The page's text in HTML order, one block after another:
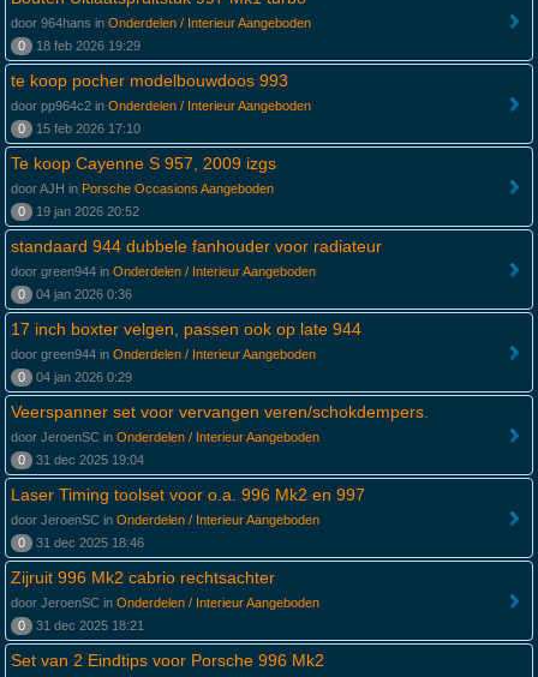
door 964hans in Onderdelen / Interieur Aangeboden
0
18 feb 2026 19:29
te koop pocher modelbouwdoos 993
door pp964c2 in Onderdelen / Interieur Aangeboden
0
15 feb 2026 17:10
Te koop Cayenne S 957, 2009 izgs
door AJH in Porsche Occasions Aangeboden
0
19 jan 2026 20:52
standaard 944 dubbele fanhouder voor radiateur
door green944 in Onderdelen / Interieur Aangeboden
0
04 jan 2026 0:36
17 inch boxter velgen, passen ook op late 944
door green944 in Onderdelen / Interieur Aangeboden
0
04 jan 2026 0:29
Veerspanner set voor vervangen veren/schokdempers.
door JeroenSC in Onderdelen / Interieur Aangeboden
0
31 dec 2025 19:04
Laser Timing toolset voor o.a. 996 Mk2 en 997
door JeroenSC in Onderdelen / Interieur Aangeboden
0
31 dec 2025 18:46
Zijruit 996 Mk2 cabrio rechtsachter
door JeroenSC in Onderdelen / Interieur Aangeboden
0
31 dec 2025 18:21
Set van 2 Eindtips voor Porsche 996 Mk2